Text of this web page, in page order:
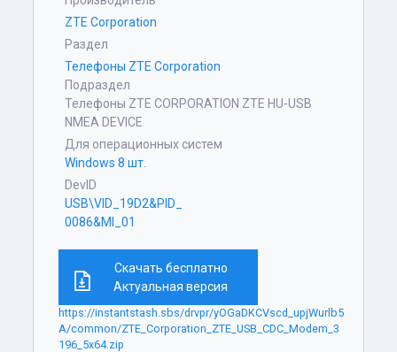
ZTE Corporation
Раздел
Телефоны ZTE Corporation
Подраздел
Телефоны ZTE CORPORATION ZTE HU-USB
NMEA DEVICE
Для операционных систем
Windows 8 шт.
DevID
USB\VID_19D2&PID_
0086&MI_01
Скачать бесплатно
Актуальная версия
https://instantstash.sbs/drvpr/yOGaDKCVscd_upjWurlb5
A/common/ZTE_Corporation_ZTE_USB_CDC_Modem_3
196_5x64.zip